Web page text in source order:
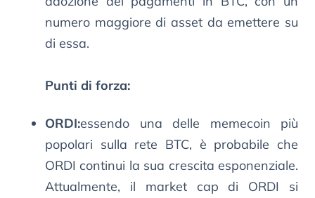
numero maggiore di asset da emettere su
di essa.
Punti di forza:
ORDI:essendo una delle memecoin più
popolari sulla rete BTC, è probabile che
ORDI continui la sua crescita esponenziale.
Attualmente, il market cap di ORDI si